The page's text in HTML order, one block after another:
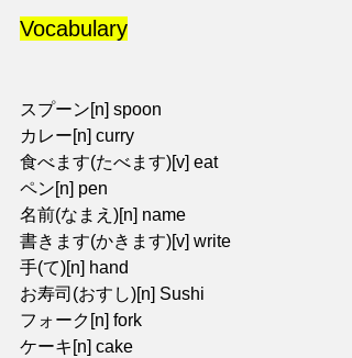
Vocabulary
スプーン[n] spoon
カレー[n] curry
食べます(たべます)[v] eat
ペン[n] pen
名前(なまえ)[n] name
書きます(かきます)[v] write
手(て)[n] hand
お寿司(おすし)[n] Sushi
フォーク[n] fork
ケーキ[n] cake